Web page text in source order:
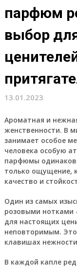
парфюм
выбор
13.01.2023
Ароматная и
женственности. В
занимает особое
человека особую
парфюмы
только ощущение,
качество и
Один из самых
розовыми нотками
для настоящих
неповторимым.
клавишах
В каждой капле